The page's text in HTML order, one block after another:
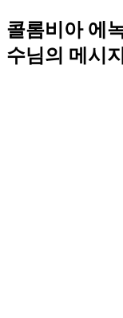
콜롬비아 에
수님의 메시지